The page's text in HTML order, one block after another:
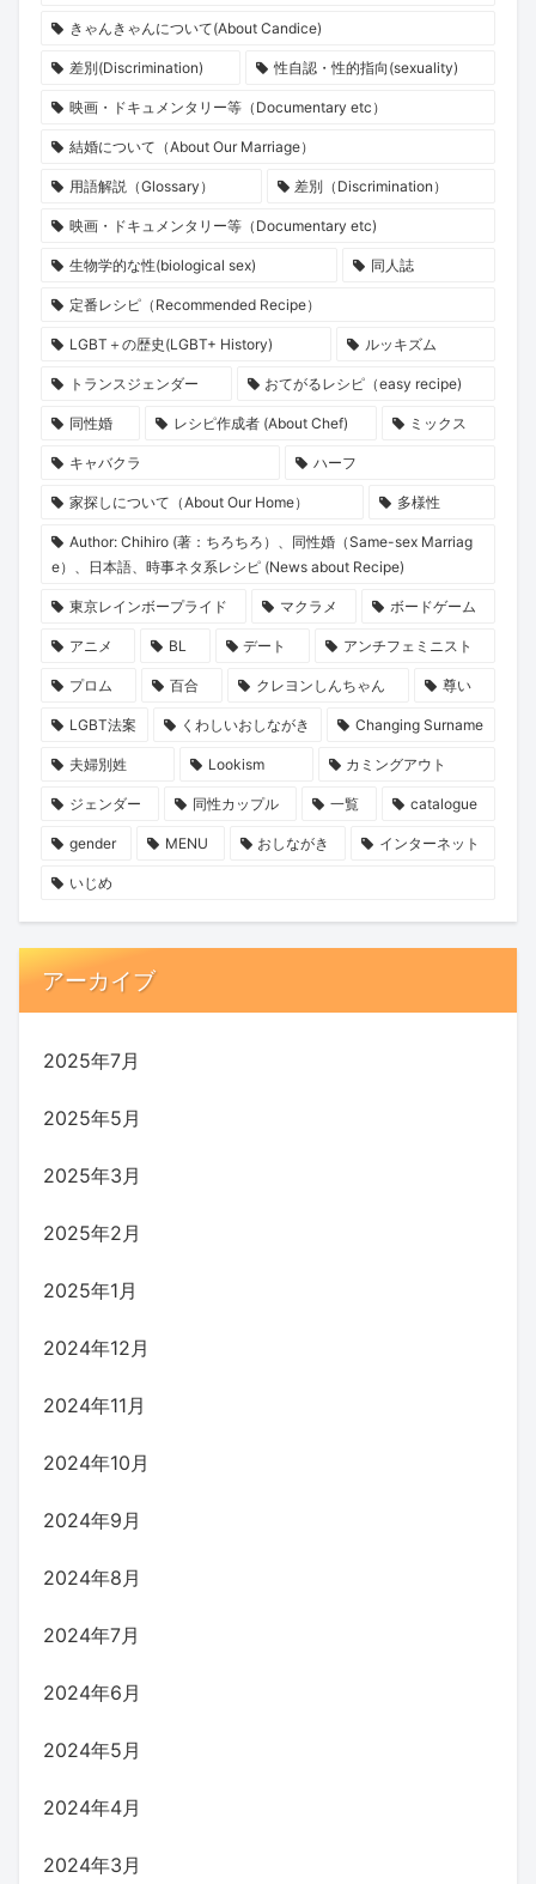
きゃんきゃんについて(About Candice)
差別(Discrimination) 性自認・性的指向(sexuality)
映画・ドキュメンタリー等（Documentary etc）
結婚について（About Our Marriage）
用語解説（Glossary） 差別（Discrimination）
映画・ドキュメンタリー等（Documentary etc)
生物学的な性(biological sex) 同人誌
定番レシピ（Recommended Recipe）
LGBT＋の歴史(LGBT+ History) ルッキズム
トランスジェンダー おてがるレシピ（easy recipe)
同性婚 レシピ作成者 (About Chef) ミックス
キャバクラ ハーフ
家探しについて（About Our Home） 多様性
Author: Chihiro (著：ちろちろ）、同性婚（Same-sex Marriag
e）、日本語、時事ネタ系レシピ (News about Recipe)
東京レインボープライド マクラメ ボードゲーム
アニメ BL デート アンチフェミニスト
プロム 百合 クレヨンしんちゃん 尊い
LGBT法案 くわしいおしながき Changing Surname
夫婦別姓 Lookism カミングアウト
ジェンダー 同性カップル 一覧 catalogue
gender MENU おしながき インターネット
いじめ
アーカイブ
2025年7月
2025年5月
2025年3月
2025年2月
2025年1月
2024年12月
2024年11月
2024年10月
2024年9月
2024年8月
2024年7月
2024年6月
2024年5月
2024年4月
2024年3月